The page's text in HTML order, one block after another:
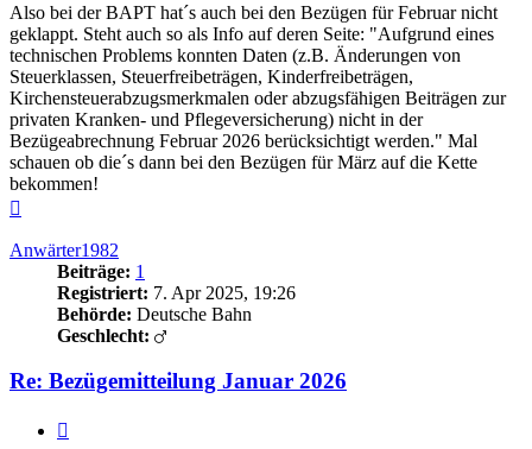
Also bei der BAPT hat´s auch bei den Bezügen für Februar nicht
geklappt. Steht auch so als Info auf deren Seite: "Aufgrund eines
technischen Problems konnten Daten (z.B. Änderungen von
Steuerklassen, Steuerfreibeträgen, Kinderfreibeträgen,
Kirchensteuerabzugsmerkmalen oder abzugsfähigen Beiträgen zur
privaten Kranken- und Pflegeversicherung) nicht in der
Bezügeabrechnung Februar 2026 berücksichtigt werden." Mal
schauen ob die´s dann bei den Bezügen für März auf die Kette
bekommen!
Anwärter1982
Beiträge: 1
Registriert: 7. Apr 2025, 19:26
Behörde: Deutsche Bahn
Geschlecht:
Re: Bezügemitteilung Januar 2026